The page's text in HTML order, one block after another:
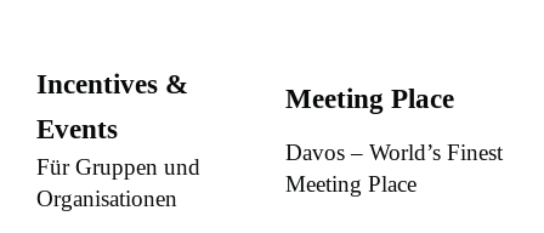
Incentives &
Events
Für Gruppen und
Organisationen
Meeting Place
Davos – World’s Finest
Meeting Place